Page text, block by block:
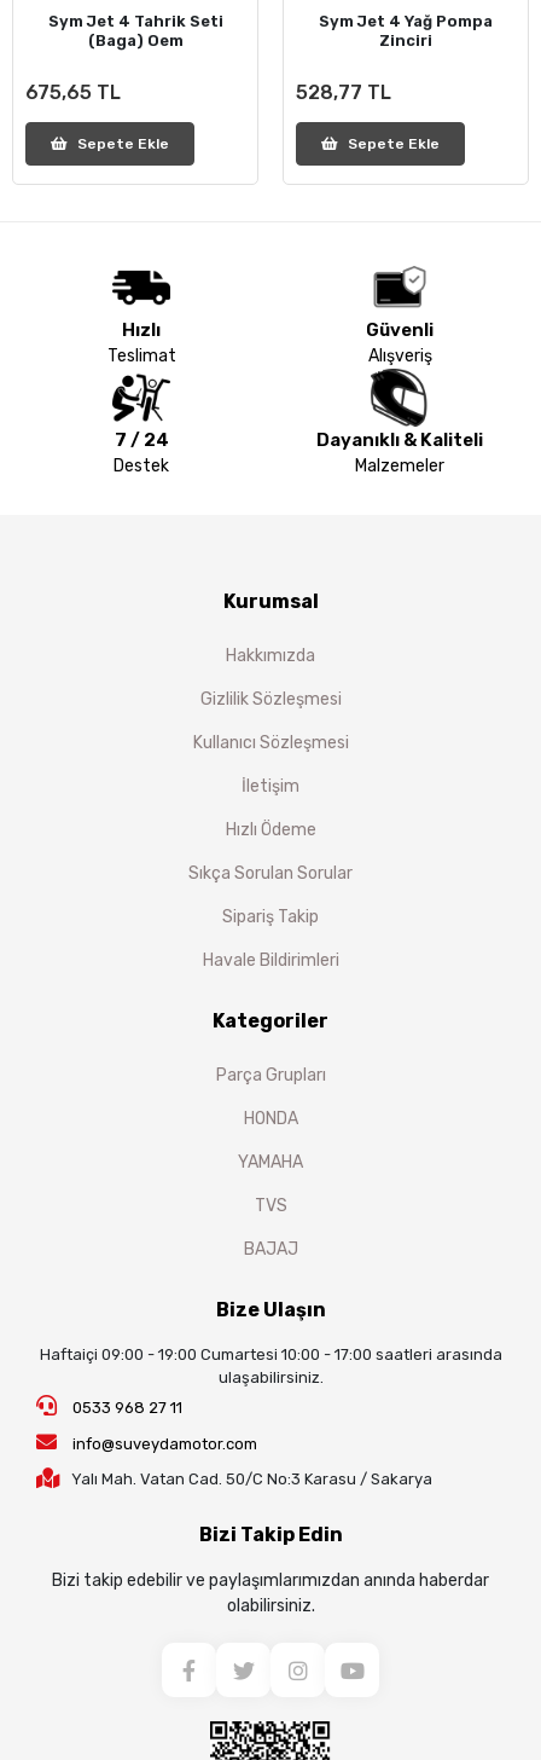
Sym Jet 4 Tahrik Seti
(Baga) Oem
675,65 TL
Sepete Ekle
Sym Jet 4 Yağ Pompa
Zinciri
528,77 TL
Sepete Ekle
Hızlı
Teslimat
Güvenli
Alışveriş
7 / 24
Destek
Dayanıklı & Kaliteli
Malzemeler
Kurumsal
Hakkımızda
Gizlilik Sözleşmesi
Kullanıcı Sözleşmesi
İletişim
Hızlı Ödeme
Sıkça Sorulan Sorular
Sipariş Takip
Havale Bildirimleri
Kategoriler
Parça Grupları
HONDA
YAMAHA
TVS
BAJAJ
Bize Ulaşın
Haftaiçi 09:00 - 19:00 Cumartesi 10:00 - 17:00 saatleri arasında
ulaşabilirsiniz.
0533 968 27 11
info@suveydamotor.com
Yalı Mah. Vatan Cad. 50/C No:3 Karasu / Sakarya
Bizi Takip Edin
Bizi takip edebilir ve paylaşımlarımızdan anında haberdar
olabilirsiniz.